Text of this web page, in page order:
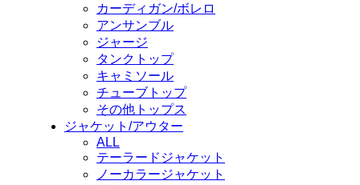
カーディガン/ボレロ
アンサンブル
ジャージ
タンクトップ
キャミソール
チューブトップ
その他トップス
ジャケット/アウター
ALL
テーラードジャケット
ノーカラージャケット